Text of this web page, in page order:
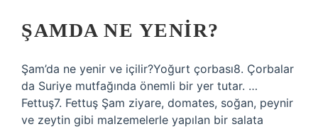
ŞAMDA NE YENIR?
Şam’da ne yenir ve içilir?Yoğurt çorbası8. Çorbalar
da Suriye mutfağında önemli bir yer tutar. …
Fettuş7. Fettuş Şam ziyare, domates, soğan, peynir
ve zeytin gibi malzemelerle yapılan bir salata